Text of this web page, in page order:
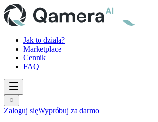
Jak to działa?
Marketplace
Cennik
FAQ
Zaloguj sięWypróbuj za darmo